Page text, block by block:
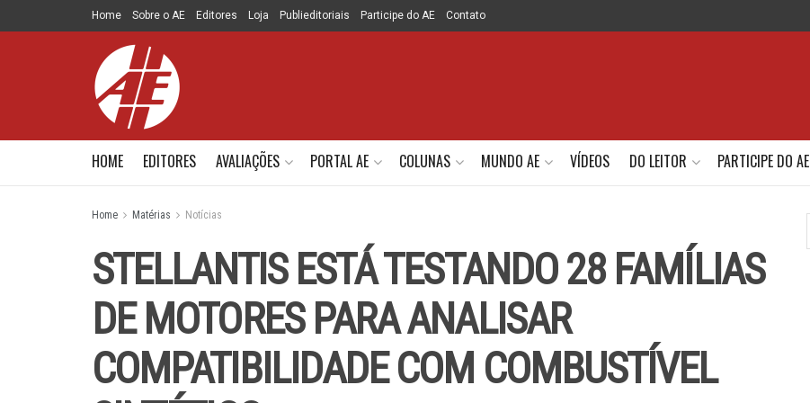
Home Sobre o AE Editores Loja Publieditoriais Participe do AE Contato
HOME EDITORES AVALIAÇÕES PORTAL AE COLUNAS MUNDO AE VÍDEOS DO LEITOR PARTICIPE DO AE
Home Matérias Notícias
STELLANTIS ESTÁ TESTANDO 28 FAMÍLIAS
DE MOTORES PARA ANALISAR
COMPATIBILIDADE COM COMBUSTÍVEL